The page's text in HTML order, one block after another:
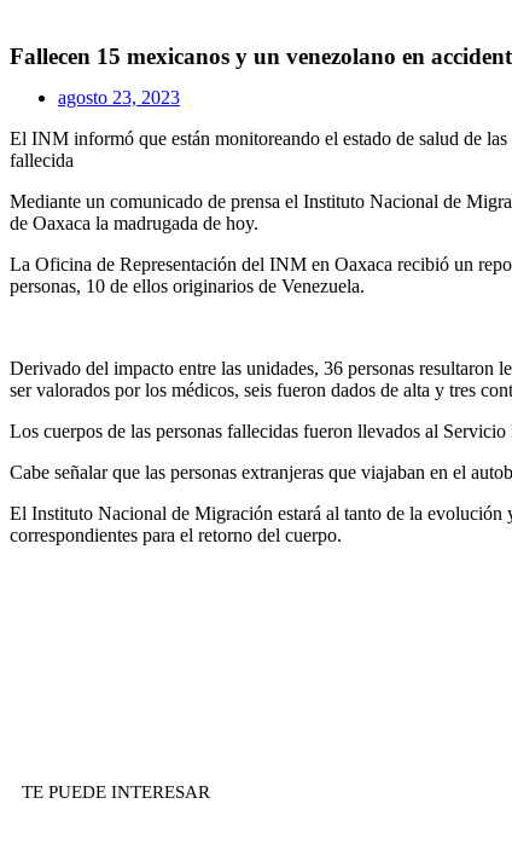
Fallecen 15 mexicanos y un venezolano en
agosto 23, 2023
El INM informó que están monitoreando el estado de salud de
fallecida
Mediante un comunicado de prensa el Instituto Nacional de
de Oaxaca la madrugada de hoy.
La Oficina de Representación del INM en Oaxaca recibió un
personas, 10 de ellos originarios de Venezuela.
Derivado del impacto entre las unidades, 36 personas resultaron
ser valorados por los médicos, seis fueron dados de alta y tres
Los cuerpos de las personas fallecidas fueron llevados al
Cabe señalar que las personas extranjeras que viajaban en el
El Instituto Nacional de Migración estará al tanto de la evolución
correspondientes para el retorno del cuerpo.
TE PUEDE INTERESAR